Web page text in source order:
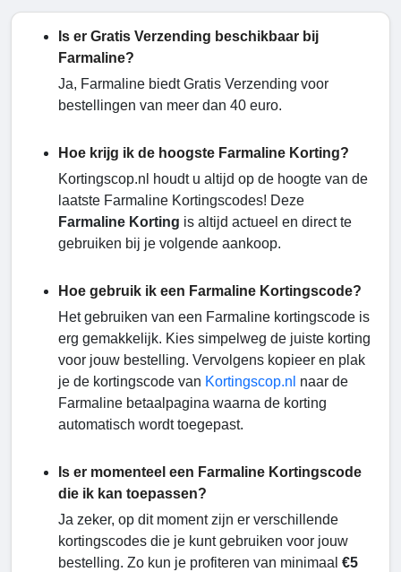
Is er Gratis Verzending beschikbaar bij
Farmaline?
Ja, Farmaline biedt Gratis Verzending voor
bestellingen van meer dan 40 euro.
Hoe krijg ik de hoogste Farmaline Korting?
Kortingscop.nl houdt u altijd op de hoogte van de
laatste Farmaline Kortingscodes! Deze
Farmaline Korting is altijd actueel en direct te
gebruiken bij je volgende aankoop.
Hoe gebruik ik een Farmaline Kortingscode?
Het gebruiken van een Farmaline kortingscode is
erg gemakkelijk. Kies simpelweg de juiste korting
voor jouw bestelling. Vervolgens kopieer en plak
je de kortingscode van Kortingscop.nl naar de
Farmaline betaalpagina waarna de korting
automatisch wordt toegepast.
Is er momenteel een Farmaline Kortingscode
die ik kan toepassen?
Ja zeker, op dit moment zijn er verschillende
kortingscodes die je kunt gebruiken voor jouw
bestelling. Zo kun je profiteren van minimaal €5